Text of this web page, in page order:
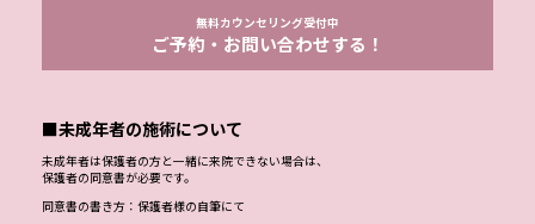
無料カウンセリング受付中
ご予約・お問い合わせする！
■未成年者の施術について
未成年者は保護者の方と一緒に来院できない場合は、
保護者の同意書が必要です。
同意書の書き方：保護者様の自筆にて